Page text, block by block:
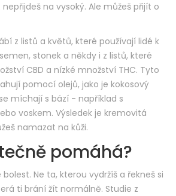
na vysoký. Ale můžeš přijít o
z listů a květů, které používají lidé k
stonek a někdy i z listů, které
CBD a nízké množství THC. Tyto
pomocí olejů, jako je kokosový
míchají s bází - například s
voskem. Výsledek je kremovitá
namazat na kůži.
pomáhá?
Ne ta, kterou vydržíš a řekneš si
ti brání žít normálně. Studie z